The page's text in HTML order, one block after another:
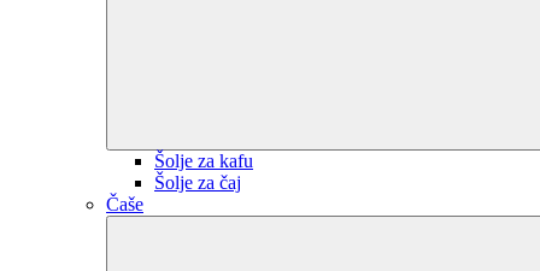
Šolje za kafu
Šolje za čaj
Čaše